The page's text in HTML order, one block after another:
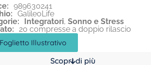
989630241
GalileoLife
Integratori, Sonno e Stress
20 compresse a doppio rilascio
Foglietto Illustrativo
Scopri di più